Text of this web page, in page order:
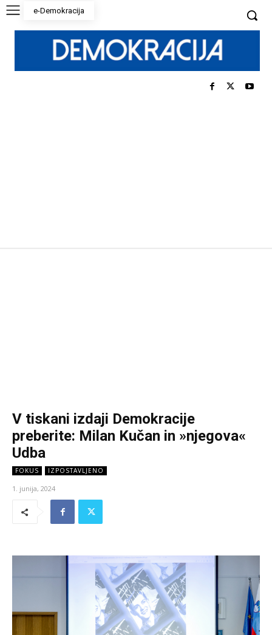
e-Demokracija
V tiskani izdaji Demokracije
preberite: Milan Kučan in »njegova«
Udba
FOKUS IZPOSTAVLJENO
1. junija, 2024